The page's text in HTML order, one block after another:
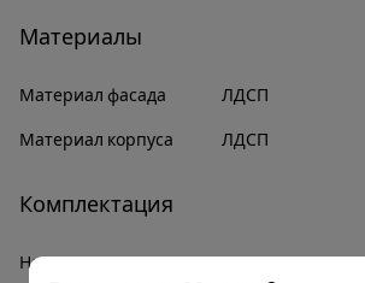
Материалы
Материал фасада ЛДСП
Материал корпуса ЛДСП
Комплектация
Наличие полок Да